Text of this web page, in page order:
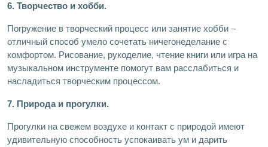
6. Творчество и хобби.
Погружение в творческий процесс или занятие хобби –
отличный способ умело сочетать ничегонеделание с
комфортом. Рисование, рукоделие, чтение книги или игра на
музыкальном инструменте помогут вам расслабиться и
насладиться творческим процессом.
7. Природа и прогулки.
Прогулки на свежем воздухе и контакт с природой имеют
удивительную способность успокаивать ум и дарить